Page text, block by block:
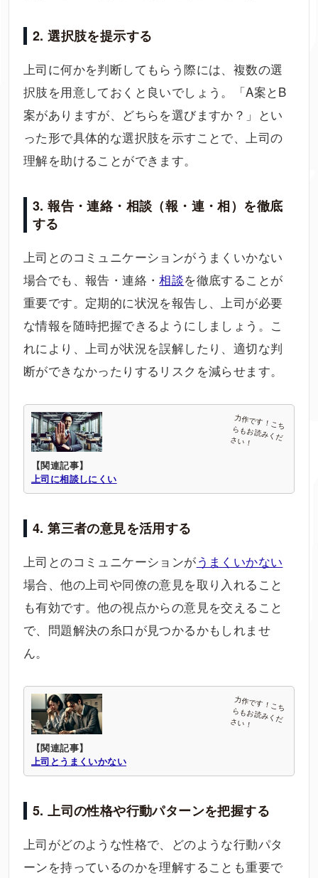
2. 選択肢を提示する
上司に何かを判断してもらう際には、複数の選
択肢を用意しておくと良いでしょう。「A案とB
案がありますが、どちらを選びますか？」とい
った形で具体的な選択肢を示すことで、上司の
理解を助けることができます。
3. 報告・連絡・相談（報・連・相）を徹底
する
上司とのコミュニケーションがうまくいかない
場合でも、報告・連絡・相談を徹底することが
重要です。定期的に状況を報告し、上司が必要
な情報を随時把握できるようにしましょう。こ
れにより、上司が状況を誤解したり、適切な判
断ができなかったりするリスクを減らせます。
【関連記事】
上司に相談しにくい
4. 第三者の意見を活用する
上司とのコミュニケーションがうまくいかない
場合、他の上司や同僚の意見を取り入れること
も有効です。他の視点からの意見を交えること
で、問題解決の糸口が見つかるかもしれませ
ん。
【関連記事】
上司とうまくいかない
5. 上司の性格や行動パターンを把握する
上司がどのような性格で、どのような行動パタ
ーンを持っているのかを理解することも重要で